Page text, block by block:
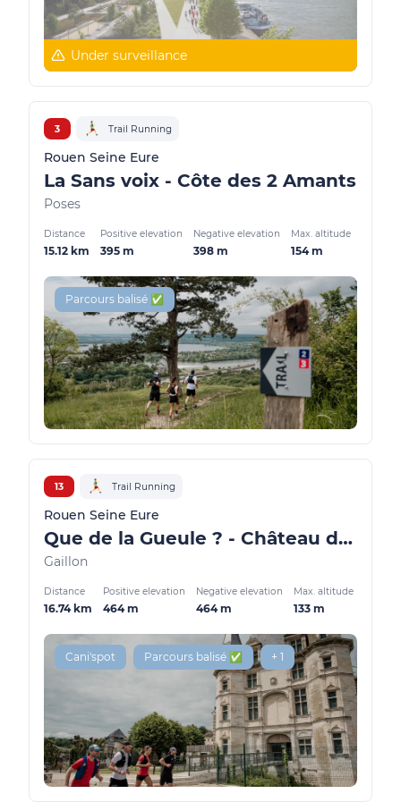
Under surveillance
3 Trail Running
Rouen Seine Eure
La Sans voix - Côte des 2 Amants
Poses
Distance
15.12 km
Positive elevation
395 m
Negative elevation
398 m
Max. altitude
154 m
Parcours balisé ✅
13 Trail Running
Rouen Seine Eure
Que de la Gueule ? - Château de Gaillon
Gaillon
Distance
16.74 km
Positive elevation
464 m
Negative elevation
464 m
Max. altitude
133 m
Cani'spot Parcours balisé ✅ + 1